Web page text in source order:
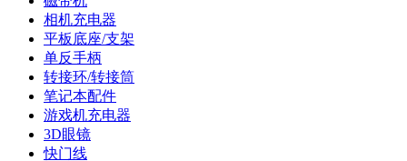
相机充电器
平板底座/支架
单反手柄
转接环/转接筒
笔记本配件
游戏机充电器
3D眼镜
快门线